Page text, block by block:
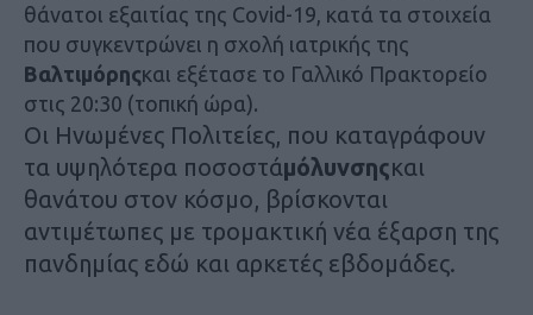
θάνατοι εξαιτίας της Covid-19, κατά τα στοιχεία
που συγκεντρώνει η σχολή ιατρικής της
Βαλτιμόρηςκαι εξέτασε το Γαλλικό Πρακτορείο
στις 20:30 (τοπική ώρα).
Οι Ηνωμένες Πολιτείες, που καταγράφουν
τα υψηλότερα ποσοστάμόλυνσηςκαι
θανάτου στον κόσμο, βρίσκονται
αντιμέτωπες με τρομακτική νέα έξαρση της
πανδημίας εδώ και αρκετές εβδομάδες.